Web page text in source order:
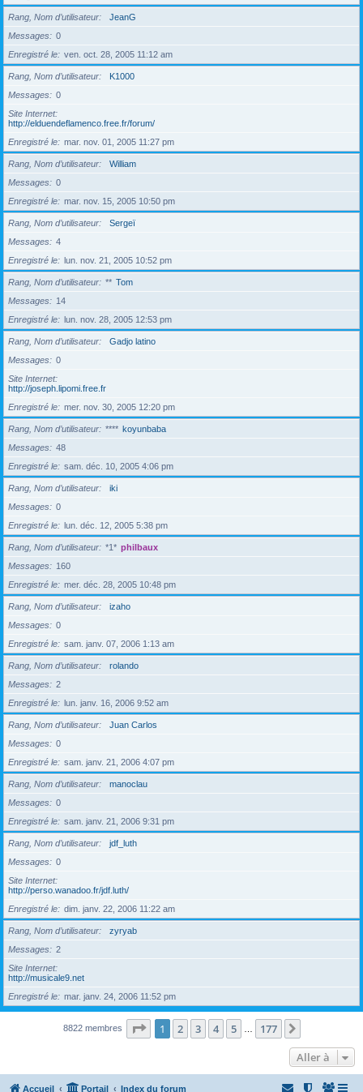
Rang, Nom d’utilisateur
JeanG
Messages
0
Enregistré le
ven. oct. 28, 2005 11:12 am
Rang, Nom d’utilisateur
K1000
Messages
0
Site Internet
http://elduendeflamenco.free.fr/forum/
Enregistré le
mar. nov. 01, 2005 11:27 pm
Rang, Nom d’utilisateur
William
Messages
0
Enregistré le
mar. nov. 15, 2005 10:50 pm
Rang, Nom d’utilisateur
Sergeï
Messages
4
Enregistré le
lun. nov. 21, 2005 10:52 pm
Rang, Nom d’utilisateur ** Tom
Messages
14
Enregistré le
lun. nov. 28, 2005 12:53 pm
Rang, Nom d’utilisateur
Gadjo latino
Messages
0
Site Internet
http://joseph.lipomi.free.fr
Enregistré le
mer. nov. 30, 2005 12:20 pm
Rang, Nom d’utilisateur **** koyunbaba
Messages
48
Enregistré le
sam. déc. 10, 2005 4:06 pm
Rang, Nom d’utilisateur
iki
Messages
0
Enregistré le
lun. déc. 12, 2005 5:38 pm
Rang, Nom d’utilisateur *1* philbaux
Messages
160
Enregistré le
mer. déc. 28, 2005 10:48 pm
Rang, Nom d’utilisateur
izaho
Messages
0
Enregistré le
sam. janv. 07, 2006 1:13 am
Rang, Nom d’utilisateur
rolando
Messages
2
Enregistré le
lun. janv. 16, 2006 9:52 am
Rang, Nom d’utilisateur
Juan Carlos
Messages
0
Enregistré le
sam. janv. 21, 2006 4:07 pm
Rang, Nom d’utilisateur
manoclau
Messages
0
Enregistré le
sam. janv. 21, 2006 9:31 pm
Rang, Nom d’utilisateur
jdf_luth
Messages
0
Site Internet
http://perso.wanadoo.fr/jdf.luth/
Enregistré le
dim. janv. 22, 2006 11:22 am
Rang, Nom d’utilisateur
zyryab
Messages
2
Site Internet
http://musicale9.net
Enregistré le
mar. janv. 24, 2006 11:52 pm
8822 membres Page 1sur177
1 2 3 4 5 177
Aller à
Accueil Portail Index du forum